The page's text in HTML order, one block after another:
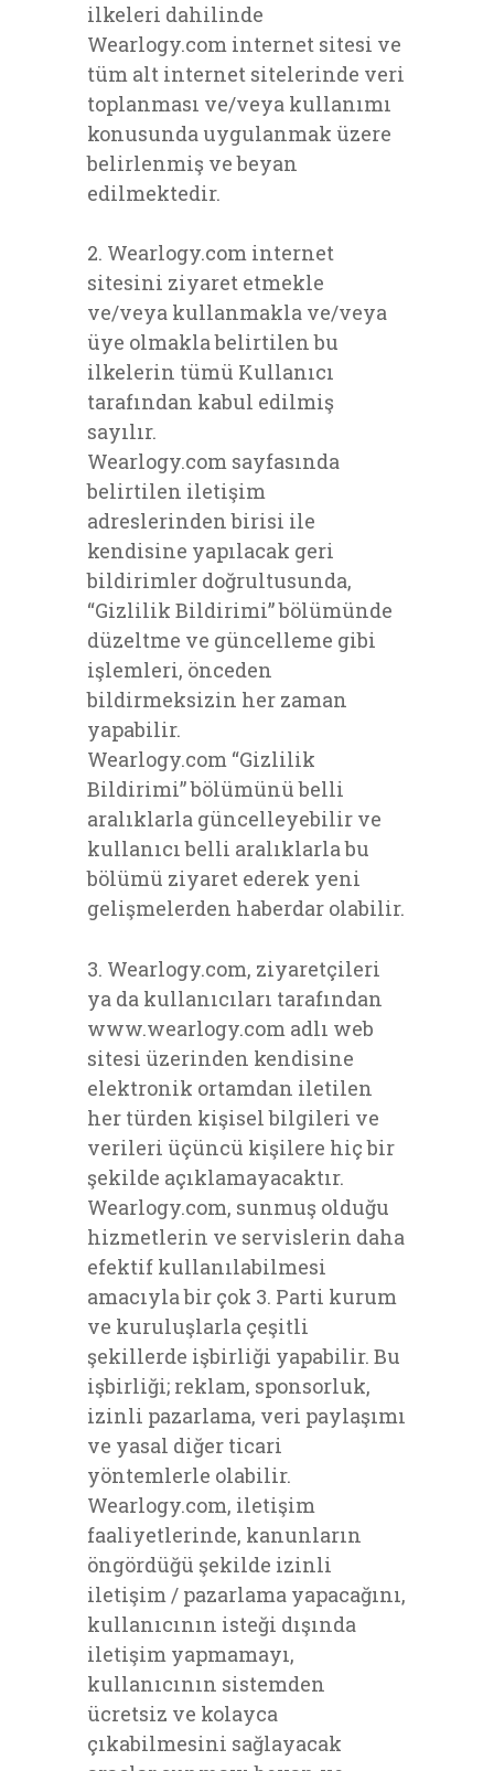
ilkeleri dahilinde
Wearlogy.com internet sitesi ve
tüm alt internet sitelerinde veri
toplanması ve/veya kullanımı
konusunda uygulanmak üzere
belirlenmiş ve beyan
edilmektedir.
2. Wearlogy.com internet
sitesini ziyaret etmekle
ve/veya kullanmakla ve/veya
üye olmakla belirtilen bu
ilkelerin tümü Kullanıcı
tarafından kabul edilmiş
sayılır.
Wearlogy.com sayfasında
belirtilen iletişim
adreslerinden birisi ile
kendisine yapılacak geri
bildirimler doğrultusunda,
“Gizlilik Bildirimi” bölümünde
düzeltme ve güncelleme gibi
işlemleri, önceden
bildirmeksizin her zaman
yapabilir.
Wearlogy.com “Gizlilik
Bildirimi” bölümünü belli
aralıklarla güncelleyebilir ve
kullanıcı belli aralıklarla bu
bölümü ziyaret ederek yeni
gelişmelerden haberdar olabilir.
3. Wearlogy.com, ziyaretçileri
ya da kullanıcıları tarafından
www.wearlogy.com adlı web
sitesi üzerinden kendisine
elektronik ortamdan iletilen
her türden kişisel bilgileri ve
verileri üçüncü kişilere hiç bir
şekilde açıklamayacaktır.
Wearlogy.com, sunmuş olduğu
hizmetlerin ve servislerin daha
efektif kullanılabilmesi
amacıyla bir çok 3. Parti kurum
ve kuruluşlarla çeşitli
şekillerde işbirliği yapabilir. Bu
işbirliği; reklam, sponsorluk,
izinli pazarlama, veri paylaşımı
ve yasal diğer ticari
yöntemlerle olabilir.
Wearlogy.com, iletişim
faaliyetlerinde, kanunların
öngördüğü şekilde izinli
iletişim / pazarlama yapacağını,
kullanıcının isteği dışında
iletişim yapmamayı,
kullanıcının sistemden
ücretsiz ve kolayca
çıkabilmesini sağlayacak